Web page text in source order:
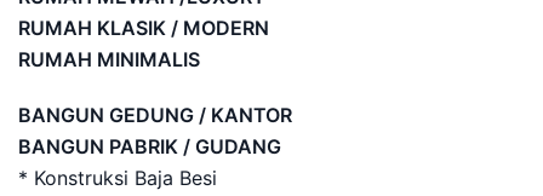
RUMAH KLASIK / MODERN
RUMAH MINIMALIS
BANGUN GEDUNG / KANTOR
BANGUN PABRIK / GUDANG
* Konstruksi Baja Besi